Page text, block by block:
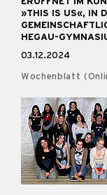
»THIS IS US«, IN
HEGAU-
03.12.2024
Wochenblatt